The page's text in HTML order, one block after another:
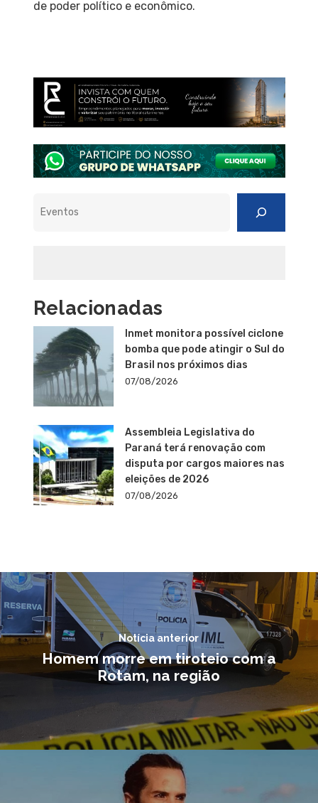
de poder político e econômico.
Relacionadas
Inmet monitora possível ciclone
bomba que pode atingir o Sul do
Brasil nos próximos dias
07/08/2026
Assembleia Legislativa do
Paraná terá renovação com
disputa por cargos maiores nas
eleições de 2026
07/08/2026
Notícia anterior
Homem morre em tiroteio com a
Rotam, na região